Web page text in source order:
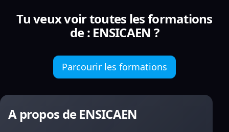
Tu veux voir toutes les formations
de : ENSICAEN ?
Parcourir les formations
A propos de ENSICAEN